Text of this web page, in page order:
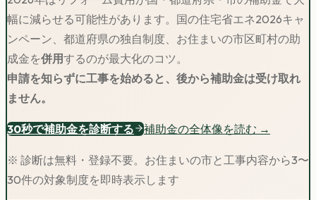
幅に減らせる可能性があります。 国の住宅省エネ2026キャ
ンペーン、都道府県の独自制度、お住まいの市区町村の助
成金を併用するのが最大化のコツ。
申請を知らずに工事を始めると、後から補助金は受け取れ
ません。
30秒で補助金を診断する 補助金の全体像を読む →
※ 診断は無料・登録不要。お住まいの市と工事内容から3〜
30件の対象制度を即時表示します